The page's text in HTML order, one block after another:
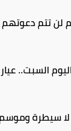
ميسي.. 10 نجوم لن تتم
7 أزمات.. لا